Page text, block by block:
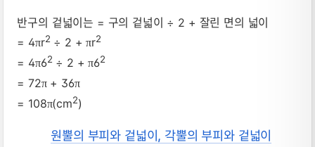
반구의 겉넓이는 = 구의 겉넓이 ÷ 2 + 잘린 면의 넓이
= 4πr2 ÷ 2 +πr2
= 4π62 ÷ 2 +π62
= 72π+ 36π
= 108π(cm2)
원뿔의 부피와 겉넓이, 각뿔의 부피와 겉넓이